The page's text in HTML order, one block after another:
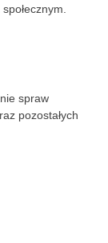
spraw
pozostałych